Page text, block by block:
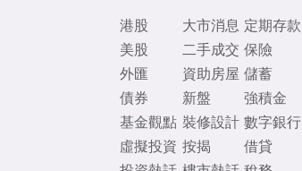
港股
美股
外匯
債券
基金觀點
虛擬投資
大市消息
二手成交
資助房屋
新盤
裝修設計
按揭
定期存款
保險
儲蓄
強積金
數字銀行
借貸